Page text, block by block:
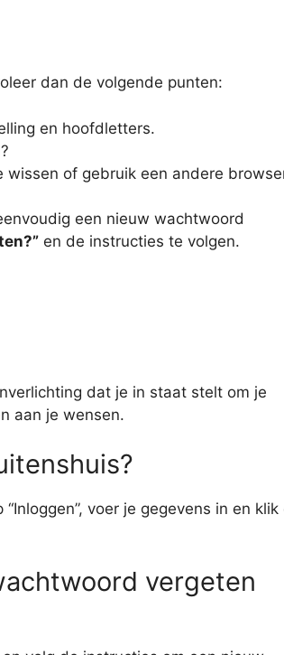
dan de volgende punten:
en hoofdletters.
of gebruik een andere
een nieuw wachtwoord
en de instructies te volgen.
dat je in staat stelt om je
aan je wensen.
voer je gegevens in en klik
vergeten